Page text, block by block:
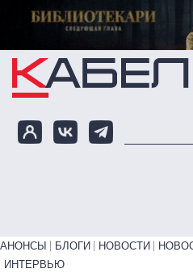
Перейти к основному
Primary links bottom
АНОНСЫ БЛОГИ НОВОСТИ
ИНТЕРВЬЮ